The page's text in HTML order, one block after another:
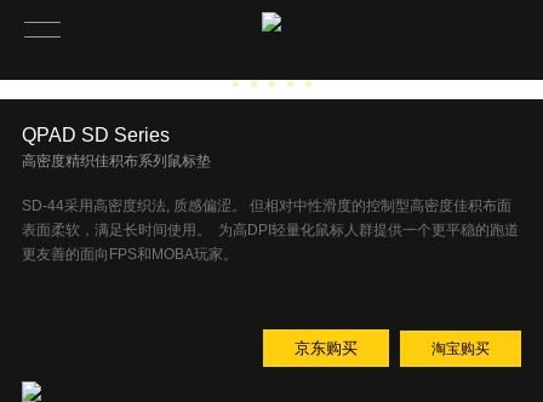
QPAD SD Se­ries
高密度精织佳积布系列鼠标垫
SD-44采用高密度织法, 质感偏涩。 但相对中性滑度的控制型高密度佳积布面
表面柔软，满足长时间使用。 为高DPI轻量化鼠标人群提供一个更平稳的跑道
更友善的面向FPS和MOBA玩家。
京东购买 淘宝购买